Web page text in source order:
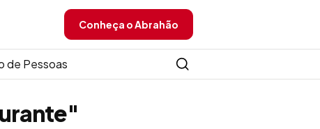
de Pessoas
Conheça o Abrahão